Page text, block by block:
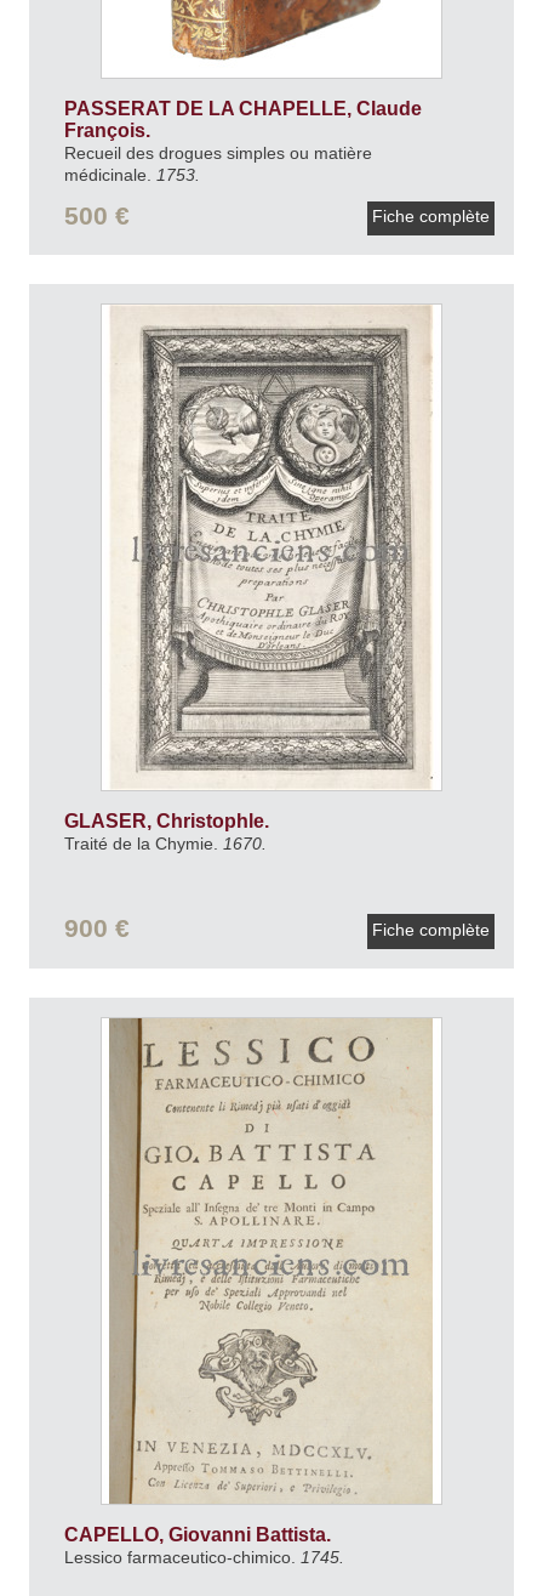
PASSERAT DE LA CHAPELLE, Claude
François.
Recueil des drogues simples ou matière
médicinale.
1753.
500 € Fiche complète
GLASER, Christophle.
Traité de la Chymie. 1670.
900 € Fiche complète
CAPELLO, Giovanni Battista.
Lessico farmaceutico-chimico. 1745.